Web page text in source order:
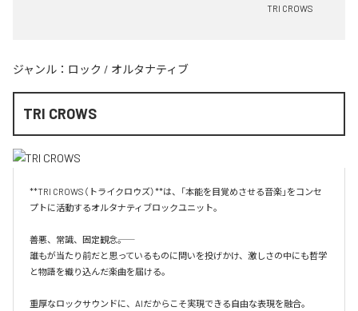
TRI CROWS
ジャンル： ロック / オルタナティブ
TRI CROWS
**TRI CROWS（トライクロウズ）**は、「本能を目覚めさせる音楽」をコンセ
プトに活動するオルタナティブロックユニット。
善悪、常識、固定観念――。
誰もが当たり前だと思っているものに問いを投げかけ、激しさの中にも哲学
と物語を織り込んだ楽曲を届ける。
重厚なロックサウンドに、AIだからこそ実現できる自由な表現を融合。